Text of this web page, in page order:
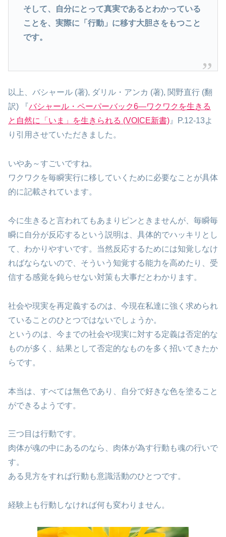
そして、自分にとって真実であるとわかっている
ことを、実際に「行動」に移す大胆さをもつこと
です。
以上、バシャール (著), ダリル・アンカ (著), 関野直行 (翻
訳) 『バシャール・ペーパーバック6―ワクワクを生きる
と自然に「いま」を生きられる (VOICE新書) 』P.12-13よ
り引用させていただきました。
いやあ～すごいですね。
ワクワクを毎瞬実行に移していくために必要なことが具体
的に記載されています。
今に生きると言われてもあまりピンときませんが、毎瞬毎
瞬に自分が反応するという説明は、具体的でハッキリとし
て、わかりやすいです。当然反応するためには知覚しなけ
ればならないので、そういう知覚する能力を高めたり、受
信する感覚を鈍らせない対策も大事だとわかります。
社会や現実を再定義するのは、今現在私達に強く求められ
ていることのひとつではないでしょうか。
というのは、今までの社会や現実に対する定義は否定的な
ものが多く、結果として否定的なものを多く招いてきたか
らです。
本当は、すべては無色であり、自分で好きな色を塗ること
ができるようです。
三つ目は行動です。
肉体が魂の中にあるのなら、肉体が為す行動も魂の行いで
す。
ある見方をすれば行動も意識活動のひとつです。
経験上も行動しなければ何も変わりません。